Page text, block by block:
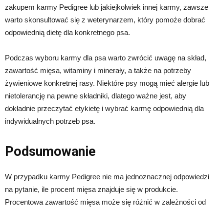
zakupem karmy Pedigree lub jakiejkolwiek innej karmy, zawsze
warto skonsultować się z weterynarzem, który pomoże dobrać
odpowiednią dietę dla konkretnego psa.
Podczas wyboru karmy dla psa warto zwrócić uwagę na skład,
zawartość mięsa, witaminy i minerały, a także na potrzeby
żywieniowe konkretnej rasy. Niektóre psy mogą mieć alergie lub
nietolerancję na pewne składniki, dlatego ważne jest, aby
dokładnie przeczytać etykietę i wybrać karmę odpowiednią dla
indywidualnych potrzeb psa.
Podsumowanie
W przypadku karmy Pedigree nie ma jednoznacznej odpowiedzi
na pytanie, ile procent mięsa znajduje się w produkcie.
Procentowa zawartość mięsa może się różnić w zależności od